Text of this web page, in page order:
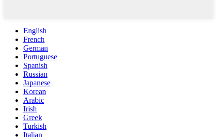
English
French
German
Portuguese
Spanish
Russian
Japanese
Korean
Arabic
Irish
Greek
Turkish
Italian